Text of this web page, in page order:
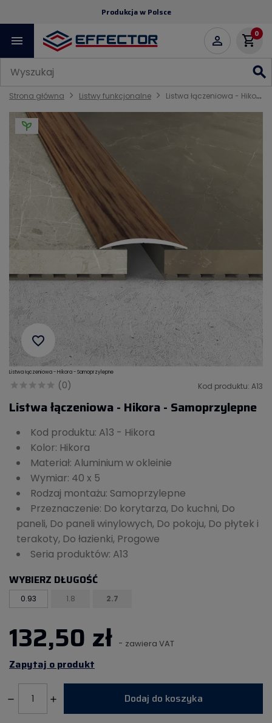
Produkcja w Polsce
menu
search
 shopping_cart0
Strona główna Listwy funkcjonalne Listwa łączeniowa - Hikora - Samoprzylepne
favorite_border
Listwa łączeniowa - Hikora - Samoprzylepne
(0) Kod produktu: A13
Listwa łączeniowa - Hikora - Samoprzylepne
Kod produktu: A13 - Hikora
Kolor: Hikora
Materiał: Aluminium w okleinie
Wymiar: 40 x 5
Rodzaj montażu: Samoprzylepne
Przeznaczenie: Do korytarza, Do kuchni, Do
paneli, Do paneli winylowych, Do pokoju, Do płytek i
terakoty, Do łazienki, Progowe
Seria produktów: A13
WYBIERZ DŁUGOŚĆ
0.93 1.8 2.7
132,50 zł - zawiera VAT
Zapytaj o produkt
Dodaj do koszyka